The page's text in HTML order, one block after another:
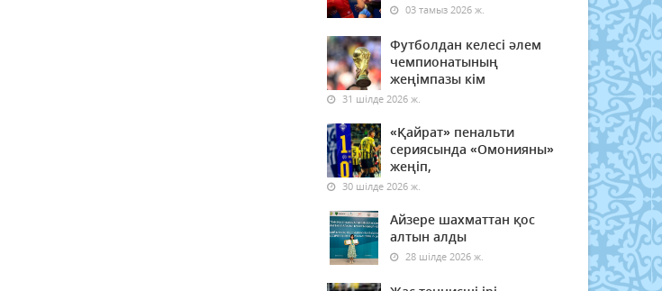
03 тамыз 2026 ж.
Футболдан келесі әлем
чемпионатының
жеңімпазы кім
31 шілде 2026 ж.
«Қайрат» пенальти
сериясында «Омонияны»
жеңіп,
30 шілде 2026 ж.
Айзере шахматтан қос
алтын алды
28 шілде 2026 ж.